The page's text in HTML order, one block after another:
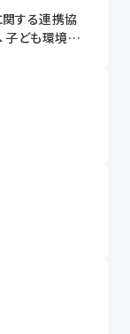
関する連携協
子ども環境教